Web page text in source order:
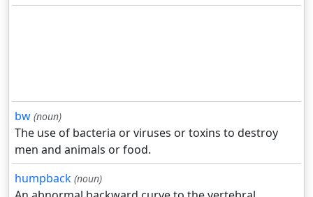
bw (noun)
The use of bacteria or viruses or toxins to destroy
men and animals or food.
humpback (noun)